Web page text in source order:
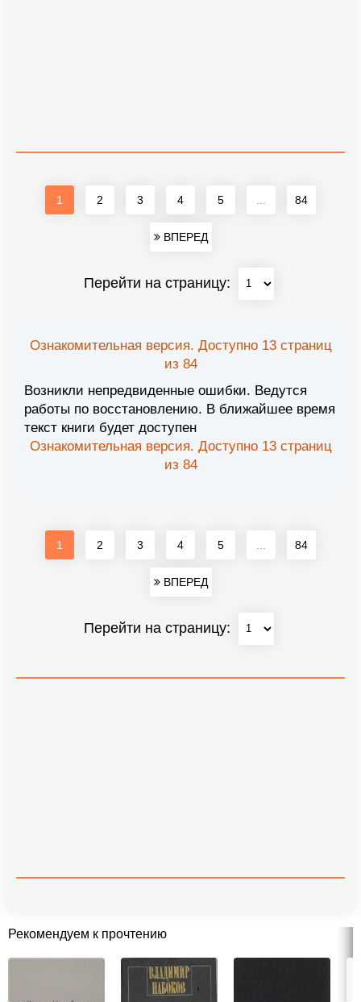
1 2 3 4 5 84
ВПЕРЕД
Перейти на страницу:
Ознакомительная версия. Доступно 13 страниц
из 84
Возникли непредвиденные ошибки. Ведутся
работы по восстановлению. В ближайшее время
текст книги будет доступен
Ознакомительная версия. Доступно 13 страниц
из 84
1 2 3 4 5 84
ВПЕРЕД
Перейти на страницу:
Рекомендуем к прочтению